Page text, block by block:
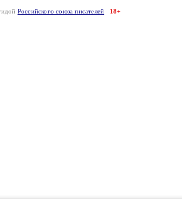
Российского союза писателей 18+